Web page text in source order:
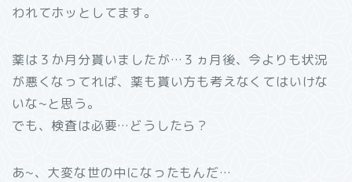
われてホッとしてます。
薬は３か月分貰いましたが…３ヵ月後、今よりも状況
が悪くなってれば、薬も貰い方も考えなくてはいけな
いな~と思う。
でも、検査は必要…どうしたら？
あ~、大変な世の中になったもんだ…